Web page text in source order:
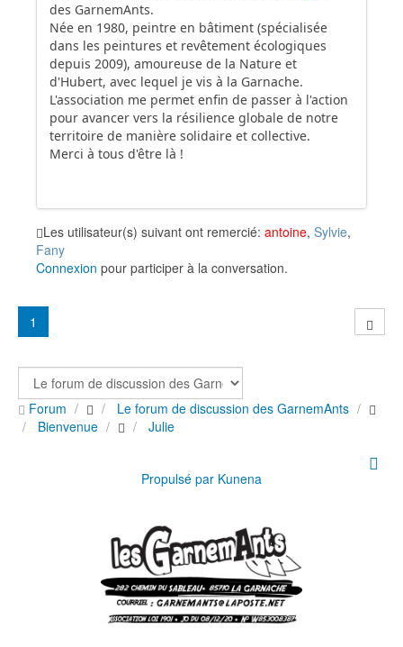
des GarnemAnts.
Née en 1980, peintre en bâtiment (spécialisée
dans les peintures et revêtement écologiques
depuis 2009), amoureuse de la Nature et
d'Hubert, avec lequel je vis à la Garnache.
L'association me permet enfin de passer à l'action
pour avancer vers la résilience globale de notre
territoire de manière solidaire et collective.
Merci à tous d'être là !
Les utilisateur(s) suivant ont remercié: antoine, Sylvie,
Fany
Connexion pour participer à la conversation.
1
Forum
Le forum de discussion des GarnemAnts
Bienvenue
Julie
Propulsé par Kunena